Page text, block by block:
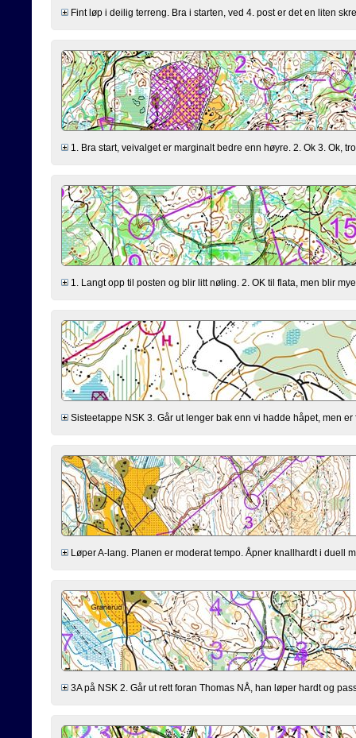
Fint løp i deilig terreng. Bra i starten, ved 4. post er det en liten
1. Bra start, veivalget er marginalt bedre enn høyre. 2. Ok 3. Ok,
1. Langt opp til posten og blir litt nøling. 2. OK til flata, men blir
Sisteetappe NSK 3. Går ut lenger bak enn vi hadde håpet, men
Løper A-lang. Planen er moderat tempo. Åpner knallhardt i duell
3A på NSK 2. Går ut rett foran Thomas NÅ, han løper hardt og